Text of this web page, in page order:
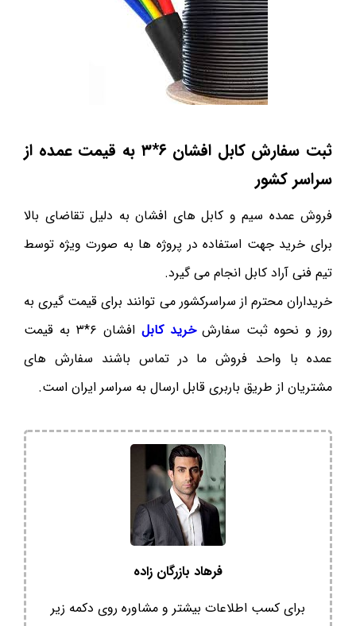
ثبت سفارش کابل افشان ۶*۳ به قیمت عمده از
سراسر کشور
فروش عمده سیم و کابل های افشان به دلیل تقاضای بالا
برای خرید جهت استفاده در پروژه ها به صورت ویژه توسط
تیم فنی آراد کابل انجام می گیرد.
خریداران محترم از سراسرکشور می توانند برای قیمت گیری به
روز و نحوه ثبت سفارشخرید کابل
افشان ۶*۳ به قیمت
عمده با واحد فروش ما در تماس باشند سفارش های
مشتریان از طریق باربری قابل ارسال به سراسر ایران است.
فرهاد بازرگان زاده
برای کسب اطلاعات بیشتر و مشاوره روی دکمه زیر